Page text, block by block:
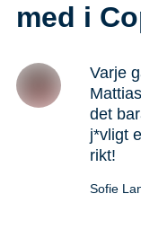
med i
Varje
det
j*vligt
rikt!
Sofie